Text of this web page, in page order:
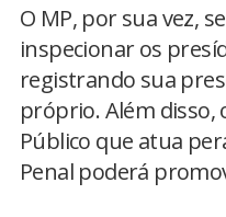
O MP, por sua vez,
inspecionar os
registrando sua
próprio. Além
Público que atua
Penal poderá